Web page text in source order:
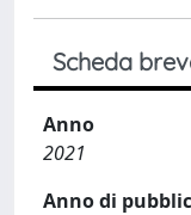
Scheda
Anno
2021
Anno di